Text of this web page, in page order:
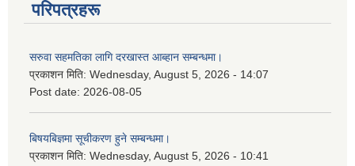
परिपत्रहरू
सरुवा सहमतिका लागि दरखास्त आब्हान सम्बन्धमा।
प्रकाशन मिति: Wednesday, August 5, 2026 - 14:07
Post date: 2026-08-05
बिषयबिज्ञमा सूचीकरण हुने सम्बन्धमा।
प्रकाशन मिति: Wednesday, August 5, 2026 - 10:41